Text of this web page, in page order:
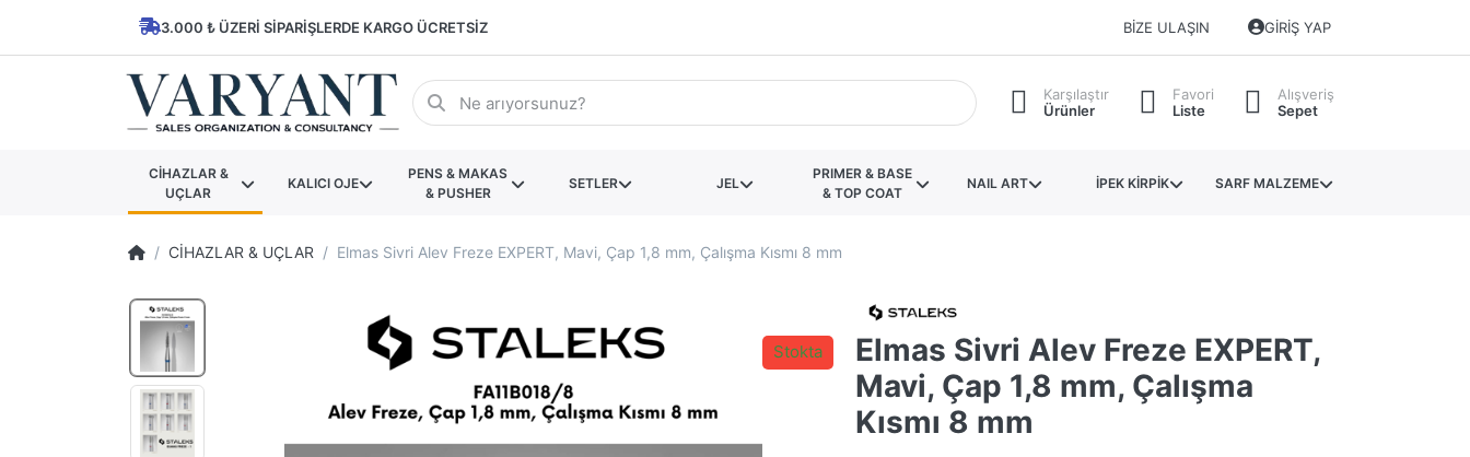
3.000 ₺ ÜZERI SIPARIŞLERDE KARGO ÜCRETSIZ BIZE ULAŞIN GIRIŞ YAP
Karşılaştır
Ürünler
Favori
Liste
Alışveriş
Sepet
CİHAZLAR &
UÇLAR
KALICI OJE
PENS & MAKAS
& PUSHER
SETLER JEL
PRIMER & BASE
& TOP COAT
NAIL ART İPEK KİRPİK SARF MALZEME
CİHAZLAR & UÇLAR Elmas Sivri Alev Freze EXPERT, Mavi, Çap 1,8 mm, Çalışma Kısmı 8 mm
Elmas Sivri Alev Freze EXPERT,
Mavi, Çap 1,8 mm, Çalışma
Kısmı 8 mm
Stokta